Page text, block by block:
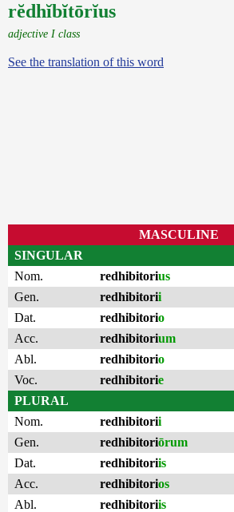
rĕdhĭbĭtōrĭus
adjective I class
See the translation of this word
MASCULINE
SINGULAR
Nom.
redhibitorius
Gen.
redhibitorii
Dat.
redhibitorio
Acc.
redhibitorium
Abl.
redhibitorio
Voc.
redhibitorie
PLURAL
Nom.
redhibitorii
Gen.
redhibitoriōrum
Dat.
redhibitoriis
Acc.
redhibitorios
Abl.
redhibitoriis